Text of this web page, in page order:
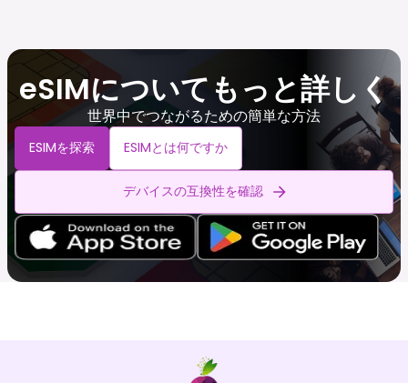
eSIMについてもっと詳しく
世界中でつながるための簡単な方法
ESIMを探索 ESIMとは何ですか
デバイスの互換性を確認